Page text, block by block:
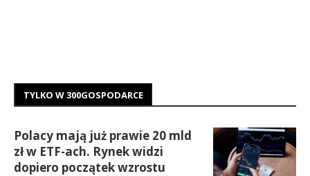
TYLKO W 300GOSPODARCE
Polacy mają już prawie 20 mld
zł w ETF-ach. Rynek widzi
dopiero początek wzrostu